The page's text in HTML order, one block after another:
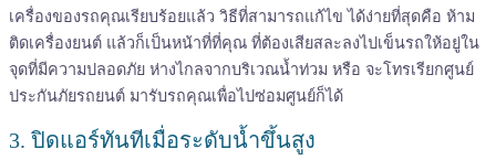
เครื่องของรถคุณเรียบร้อยแล้ว วิธีที่สามารถแก้ไข ได้ง่ายที่สุดคือ ห้าม
ติดเครื่องยนต์ แล้วก็เป็นหน้าที่ที่คุณ ที่ต้องเสียสละลงไปเข็นรถให้อยู่ใน
จุดที่มีความปลอดภัย ห่างไกลจากบริเวณน้ำท่วม หรือ จะโทรเรียกศูนย์
ประกันภัยรถยนต์ มารับรถคุณเพื่อไปซ่อมศูนย์ก็ได้
3. ปิดแอร์ทันทีเมื่อระดับน้ำขึ้นสูง